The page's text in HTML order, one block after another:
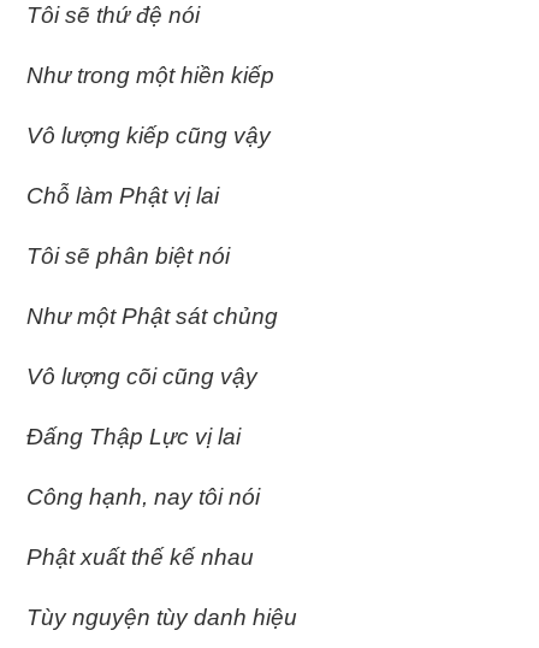
Tôi sẽ thứ đệ nói
Như trong một hiền kiếp
Vô lượng kiếp cũng vậy
Chỗ làm Phật vị lai
Tôi sẽ phân biệt nói
Như một Phật sát chủng
Vô lượng cõi cũng vậy
Ðấng Thập Lực vị lai
Công hạnh, nay tôi nói
Phật xuất thế kế nhau
Tùy nguyện tùy danh hiệu